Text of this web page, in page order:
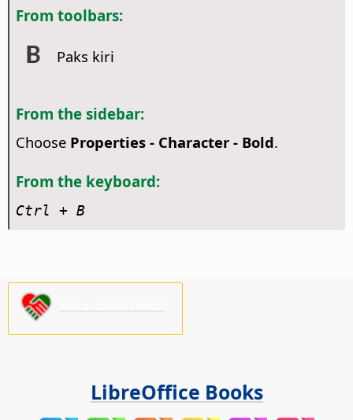
From toolbars:
Paks kiri
From the sidebar:
Choose Properties - Character - Bold.
From the keyboard:
Ctrl + B
LibreOffice Books